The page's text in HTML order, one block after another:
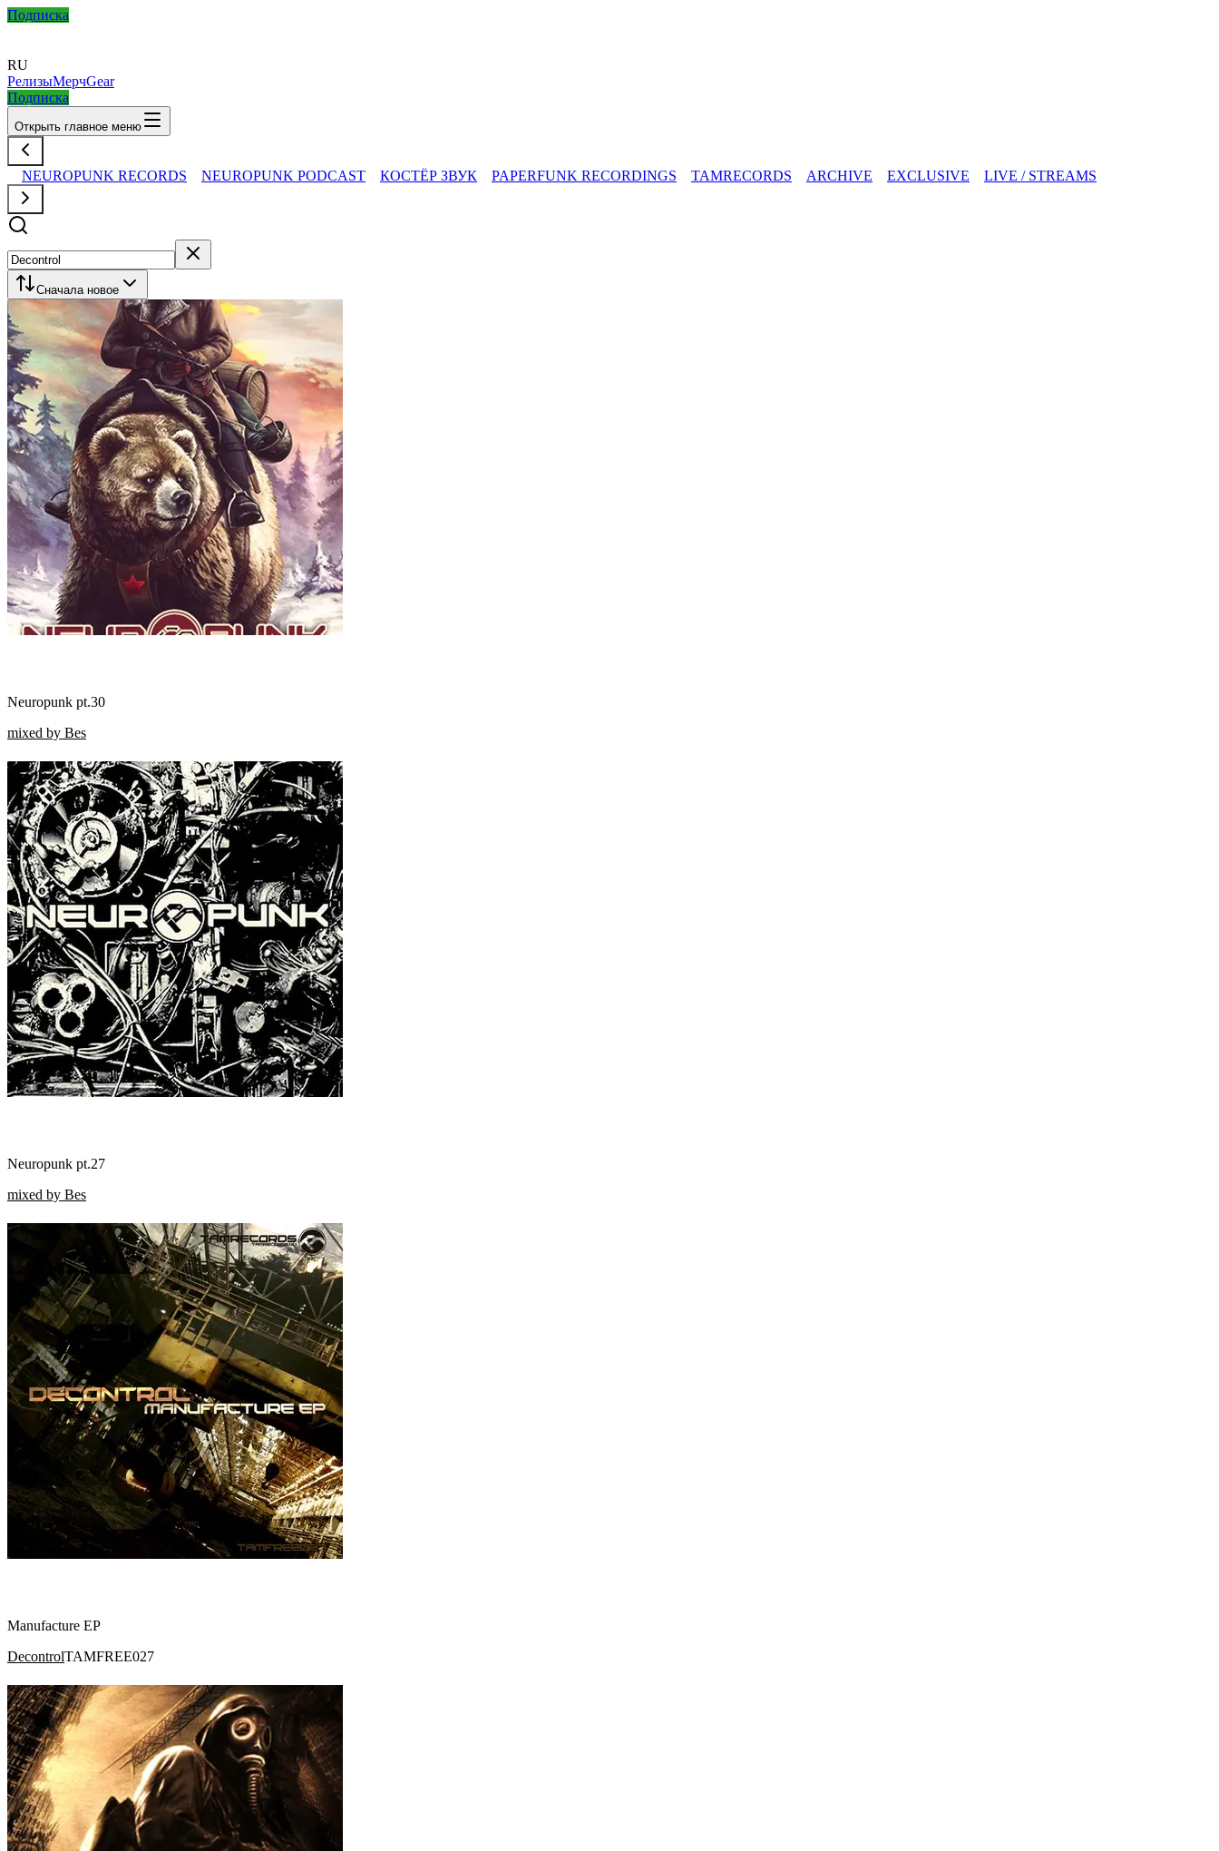
Подписка
RU
РелизыМерчGear
Подписка
Открыть главное меню
NEUROPUNK RECORDS NEUROPUNK PODCAST КОСТЁР ЗВУК PAPERFUNK RECORDINGS TAMRECORDS ARCHIVE EXCLUSIVE LIVE / STREAMS
Сначала новое
Neuropunk pt.30
mixed by Bes
Neuropunk pt.27
mixed by Bes
Manufacture EP
DecontrolTAMFREE027